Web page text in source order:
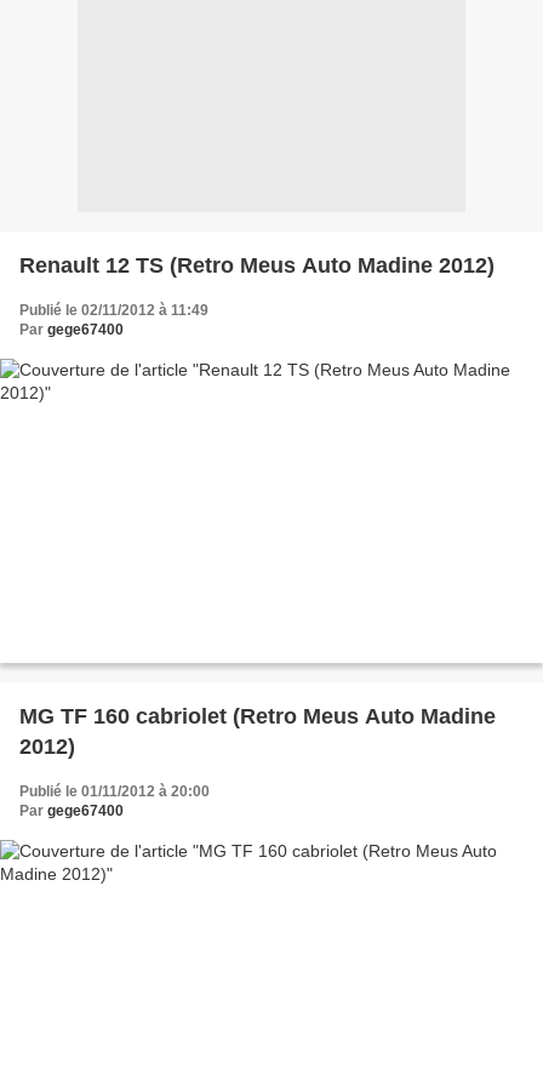
Renault 12 TS (Retro Meus Auto Madine 2012)
Publié le 02/11/2012 à 11:49
Par gege67400
MG TF 160 cabriolet (Retro Meus Auto Madine
2012)
Publié le 01/11/2012 à 20:00
Par gege67400